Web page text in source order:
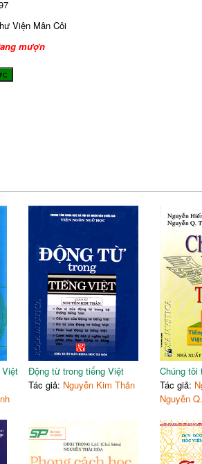
Viện Mân Côi
mượn
Động từ trong tiếng Việt
Tác giả: Nguyễn Kim Thản
Chúng tôi
Tác giả:
Nguyễn